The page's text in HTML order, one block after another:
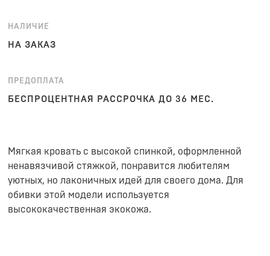
НАЛИЧИЕ
НА ЗАКАЗ
ПРЕДОПЛАТА
БЕСПРОЦЕНТНАЯ РАССРОЧКА ДО 36 МЕС.
Мягкая кровать с высокой спинкой, оформленной
ненавязчивой стяжкой, понравится любителям
уютных, но лаконичных идей для своего дома. Для
обивки этой модели используется
высококачественная экокожа.